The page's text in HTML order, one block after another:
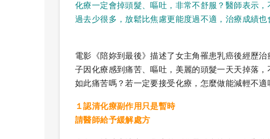
化療一定會掉頭髮、嘔吐，非常不舒服？醫師表示
過去少很多，放鬆比焦慮更能度過不適，治療成績也
電影《陪妳到最後》描述了女主角罹患乳癌後經歷
子因化療感到痛苦、嘔吐，美麗的頭髮一天天掉落
如此痛苦嗎？若一定要接受化療，怎麼做能減輕不適
１認清化療副作用只是暫時
請醫師給予緩解處方